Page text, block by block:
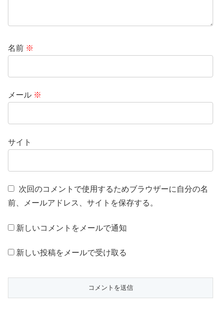
名前 ※
メール ※
サイト
次回のコメントで使用するためブラウザーに自分の名
前、メールアドレス、サイトを保存する。
新しいコメントをメールで通知
新しい投稿をメールで受け取る